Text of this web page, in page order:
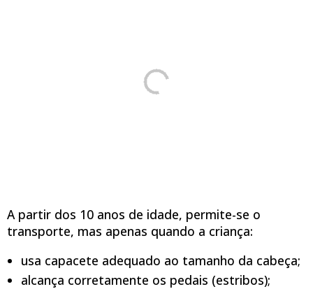
A partir dos 10 anos de idade, permite-se o
transporte, mas apenas quando a criança:
usa capacete adequado ao tamanho da cabeça;
alcança corretamente os pedais (estribos);